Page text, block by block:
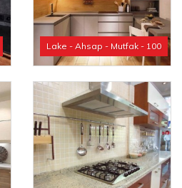
Lake - Ahsap - Mutfak - 100